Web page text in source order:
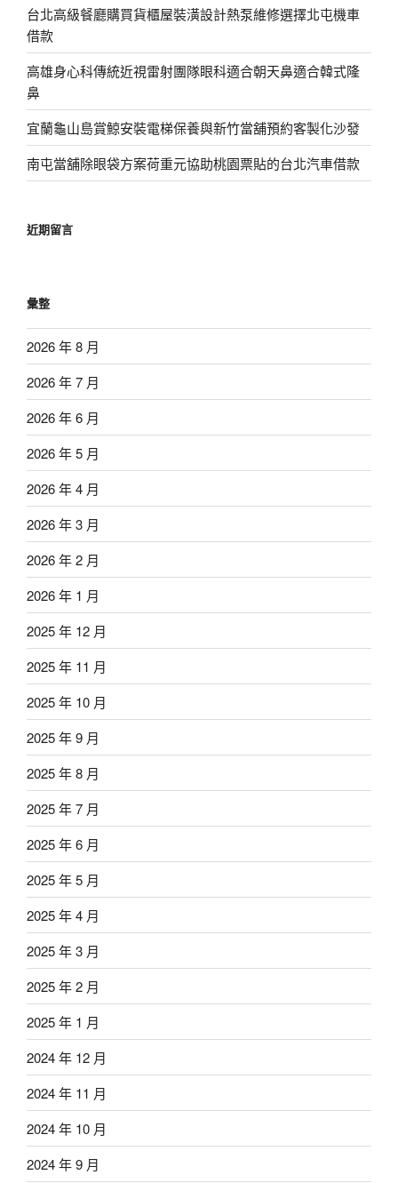
台北高級餐廳購買貨櫃屋裝潢設計熱泵維修選擇北屯機車
借款
高雄身心科傳統近視雷射團隊眼科適合朝天鼻適合韓式隆
鼻
宜蘭龜山島賞鯨安裝電梯保養與新竹當舖預約客製化沙發
南屯當舖除眼袋方案荷重元協助桃園票貼的台北汽車借款
近期留言
彙整
2026 年 8 月
2026 年 7 月
2026 年 6 月
2026 年 5 月
2026 年 4 月
2026 年 3 月
2026 年 2 月
2026 年 1 月
2025 年 12 月
2025 年 11 月
2025 年 10 月
2025 年 9 月
2025 年 8 月
2025 年 7 月
2025 年 6 月
2025 年 5 月
2025 年 4 月
2025 年 3 月
2025 年 2 月
2025 年 1 月
2024 年 12 月
2024 年 11 月
2024 年 10 月
2024 年 9 月